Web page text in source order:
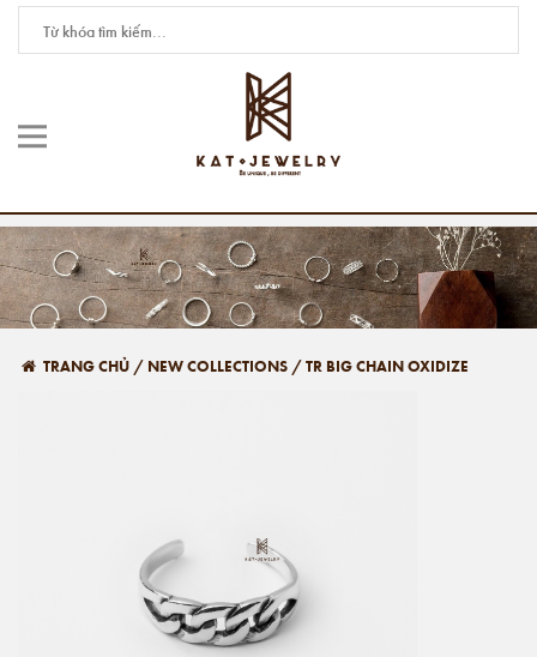
TRANG CHỦ / NEW COLLECTIONS /TR BIG CHAIN OXIDIZE